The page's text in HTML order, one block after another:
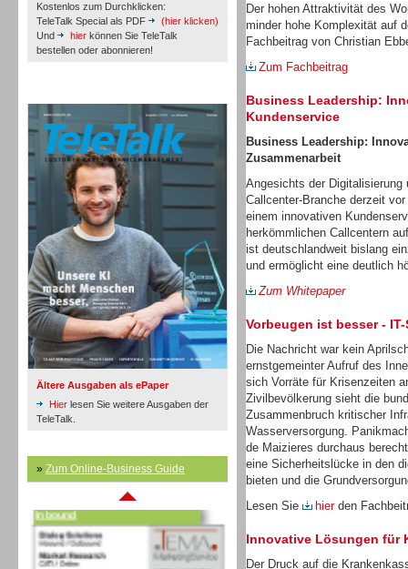
Kostenlos zum Durchklicken:
TeleTalk Special als PDF
(hier klicken)
Und
hier können Sie TeleTalk
bestellen oder abonnieren!
Ältere Ausgaben als ePaper
Hier lesen Sie weitere Ausgaben der
TeleTalk.
» Zum Online-Business Guide
Inbound
Inbound
Inbound
Der hohen Attraktivität des
minder hohe Komplexität auf
Fachbeitrag von Christian
Zum Fachbeitrag
Business Leadership:
Kundenservice
Business Leadership:
Zusammenarbeit
Angesichts der
Callcenter-Branche derzeit
einem innovativen
herkömmlichen Callcentern
ist deutschlandweit bislang
und ermöglicht eine deutlich
Zum Whitepaper
Vorbeugen ist besser -
Die Nachricht war kein
ernstgemeinter Aufruf des
sich Vorräte für Krisenzeiten
Zivilbevölkerung sieht die
Zusammenbruch kritischer
Wasserversorgung.
de Maizieres durchaus
eine Sicherheitslücke in den
bieten und die
Lesen Sie
hierden
Innovative Lösungen für
Der Druck auf die